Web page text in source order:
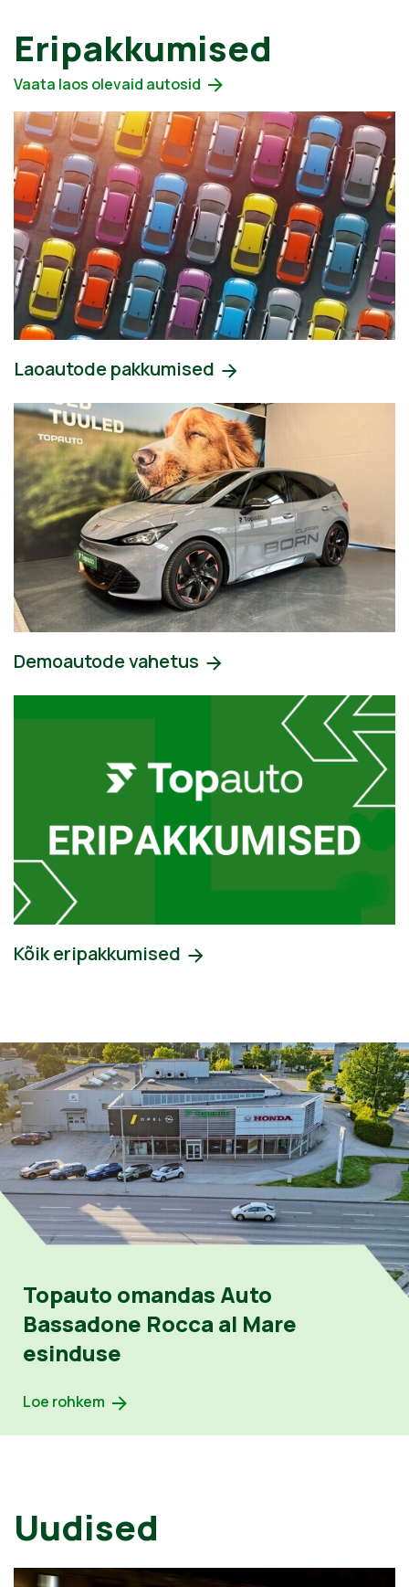
Eripakkumised
Vaata laos olevaid autosid
Laoautode pakkumised
Demoautode vahetus
Kõik eripakkumised
Topauto omandas Auto
Bassadone Rocca al Mare
esinduse
Loe rohkem
Uudised